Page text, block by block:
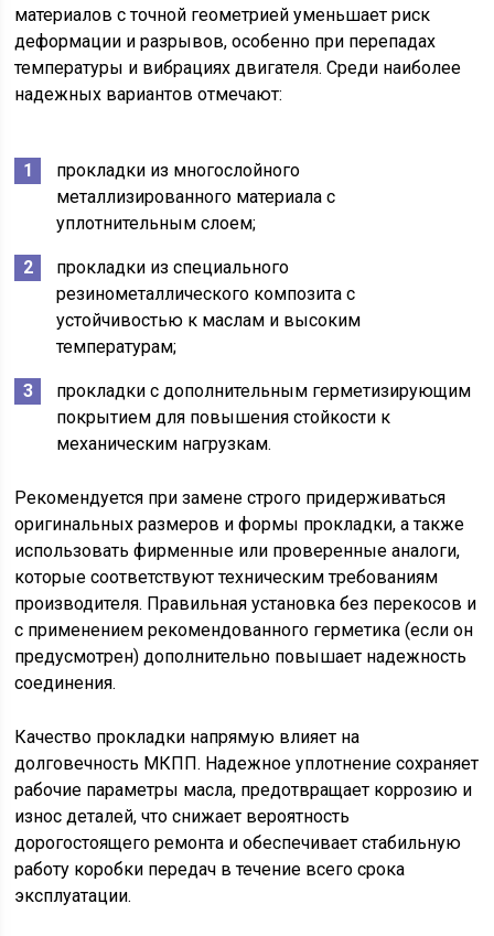
материалов с точной геометрией уменьшает риск
деформации и разрывов, особенно при перепадах
температуры и вибрациях двигателя. Среди наиболее
надежных вариантов отмечают:
прокладки из многослойного
металлизированного материала с
уплотнительным слоем;
прокладки из специального
резинометаллического композита с
устойчивостью к маслам и высоким
температурам;
прокладки с дополнительным герметизирующим
покрытием для повышения стойкости к
механическим нагрузкам.
Рекомендуется при замене строго придерживаться
оригинальных размеров и формы прокладки, а также
использовать фирменные или проверенные аналоги,
которые соответствуют техническим требованиям
производителя. Правильная установка без перекосов и
с применением рекомендованного герметика (если он
предусмотрен) дополнительно повышает надежность
соединения.
Качество прокладки напрямую влияет на
долговечность МКПП. Надежное уплотнение сохраняет
рабочие параметры масла, предотвращает коррозию и
износ деталей, что снижает вероятность
дорогостоящего ремонта и обеспечивает стабильную
работу коробки передач в течение всего срока
эксплуатации.